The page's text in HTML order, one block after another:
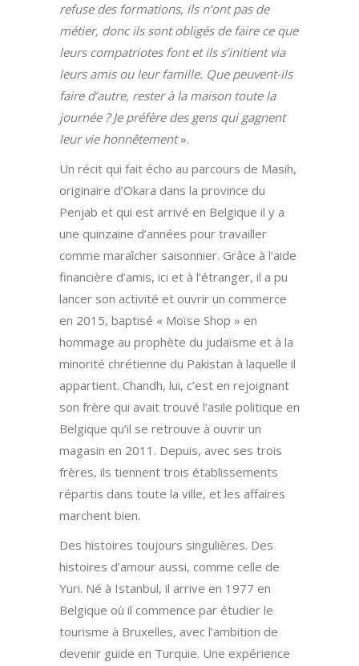
refuse des formations, ils n’ont pas de
métier, donc ils sont obligés de faire ce que
leurs compatriotes font et ils s’initient via
leurs amis ou leur famille. Que peuvent-ils
faire d’autre, rester à la maison toute la
journée ? Je préfère des gens qui gagnent
leur vie honnêtement».
Un récit qui fait écho au parcours de Masih,
originaire d’Okara dans la province du
Penjab et qui est arrivé en Belgique il y a
une quinzaine d’années pour travailler
comme maraîcher saisonnier. Grâce à l’aide
financière d’amis, ici et à l’étranger, il a pu
lancer son activité et ouvrir un commerce
en 2015, baptisé « Moïse Shop » en
hommage au prophète du judaïsme et à la
minorité chrétienne du Pakistan à laquelle il
appartient. Chandh, lui, c’est en rejoignant
son frère qui avait trouvé l’asile politique en
Belgique qu’il se retrouve à ouvrir un
magasin en 2011. Depuis, avec ses trois
frères, ils tiennent trois établissements
répartis dans toute la ville, et les affaires
marchent bien.
Des histoires toujours singulières. Des
histoires d’amour aussi, comme celle de
Yuri. Né à Istanbul, il arrive en 1977 en
Belgique où il commence par étudier le
tourisme à Bruxelles, avec l’ambition de
devenir guide en Turquie. Une expérience